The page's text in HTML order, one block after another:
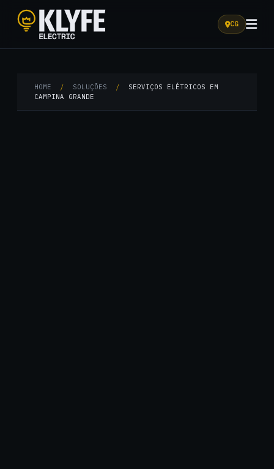
Klyfe Electric
CG
HOME / SOLUÇÕES /
SERVIÇOS ELÉTRICOS EM
CAMPINA GRANDE